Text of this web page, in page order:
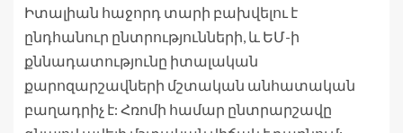
Իտալիան հաջորդ տարի բախվելու է
ընդհանուր ընտրությունների, և ԵՄ-ի
քննադատությունը իտալական
քարոզարշավների մշտական ​​​​անհատական ​​​​
բաղադրիչ է: Հռոմի համար ընտրարշավը